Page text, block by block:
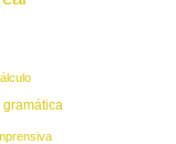
gramática